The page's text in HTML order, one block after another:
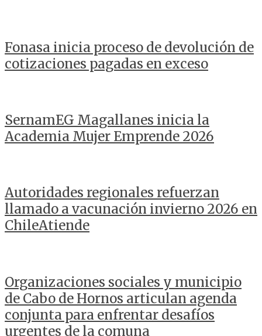
Fonasa inicia proceso de devolución de
cotizaciones pagadas en exceso
SernamEG Magallanes inicia la
Academia Mujer Emprende 2026
Autoridades regionales refuerzan
llamado a vacunación invierno 2026 en
ChileAtiende
Organizaciones sociales y municipio
de Cabo de Hornos articulan agenda
conjunta para enfrentar desafíos
urgentes de la comuna